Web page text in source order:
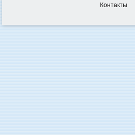
Контакты